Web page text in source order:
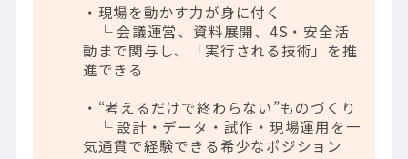
・現場を動かす力が身に付く
└ 会議運営、資料展開、4S・安全活
動まで関与し、「実行される技術」を推
進できる
・“考えるだけで終わらない”ものづくり
└ 設計・データ・試作・現場運用を一
気通貫で経験できる希少なポジション